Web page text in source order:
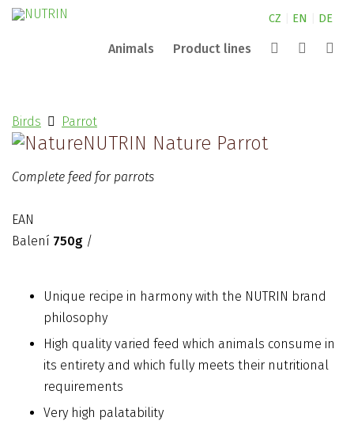
CZ EN DE
Animals Product lines
Pond
Search
Birds Parrot
NUTRIN Nature Parrot
Complete feed for parrots
EAN
Balení 750g /
Unique recipe in harmony with the NUTRIN brand
philosophy
High quality varied feed which animals consume in
its entirety and which fully meets their nutritional
requirements
Very high palatability